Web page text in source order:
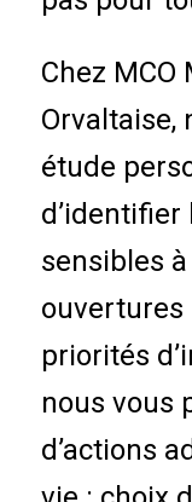
Chez
Orvaltaise,
étude
d’identifier
sensibles
ouvertures
priorités
nous vous
d’actions